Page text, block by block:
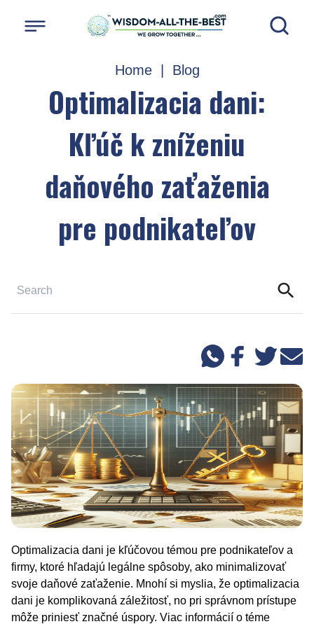
Home| Blog
Optimalizacia dani:
Kľúč k zníženiu
daňového zaťaženia
pre podnikateľov
Optimalizacia dani je kľúčovou témou pre podnikateľov a
firmy, ktoré hľadajú legálne spôsoby, ako minimalizovať
svoje daňové zaťaženie. Mnohí si myslia, že optimalizacia
dani je komplikovaná záležitosť, no pri správnom prístupe
môže priniesť značné úspory. Viac informácií o téme